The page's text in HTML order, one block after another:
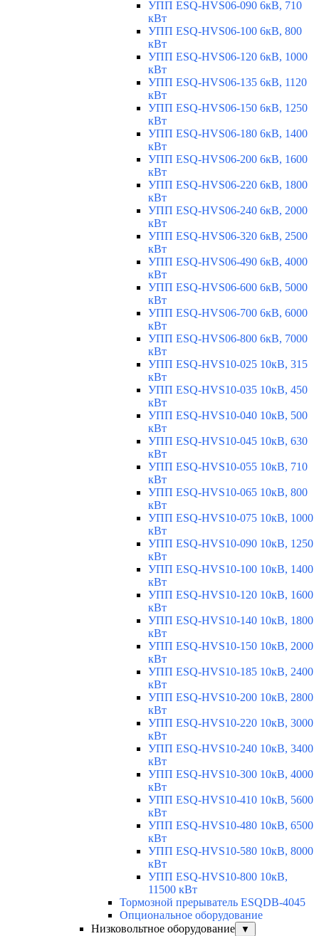
УПП ESQ-HVS06-090 6кВ, 710
кВт
УПП ESQ-HVS06-100 6кВ, 800
кВт
УПП ESQ-HVS06-120 6кВ, 1000
кВт
УПП ESQ-HVS06-135 6кВ, 1120
кВт
УПП ESQ-HVS06-150 6кВ, 1250
кВт
УПП ESQ-HVS06-180 6кВ, 1400
кВт
УПП ESQ-HVS06-200 6кВ, 1600
кВт
УПП ESQ-HVS06-220 6кВ, 1800
кВт
УПП ESQ-HVS06-240 6кВ, 2000
кВт
УПП ESQ-HVS06-320 6кВ, 2500
кВт
УПП ESQ-HVS06-490 6кВ, 4000
кВт
УПП ESQ-HVS06-600 6кВ, 5000
кВт
УПП ESQ-HVS06-700 6кВ, 6000
кВт
УПП ESQ-HVS06-800 6кВ, 7000
кВт
УПП ESQ-HVS10-025 10кВ, 315
кВт
УПП ESQ-HVS10-035 10кВ, 450
кВт
УПП ESQ-HVS10-040 10кВ, 500
кВт
УПП ESQ-HVS10-045 10кВ, 630
кВт
УПП ESQ-HVS10-055 10кВ, 710
кВт
УПП ESQ-HVS10-065 10кВ, 800
кВт
УПП ESQ-HVS10-075 10кВ, 1000
кВт
УПП ESQ-HVS10-090 10кВ, 1250
кВт
УПП ESQ-HVS10-100 10кВ, 1400
кВт
УПП ESQ-HVS10-120 10кВ, 1600
кВт
УПП ESQ-HVS10-140 10кВ, 1800
кВт
УПП ESQ-HVS10-150 10кВ, 2000
кВт
УПП ESQ-HVS10-185 10кВ, 2400
кВт
УПП ESQ-HVS10-200 10кВ, 2800
кВт
УПП ESQ-HVS10-220 10кВ, 3000
кВт
УПП ESQ-HVS10-240 10кВ, 3400
кВт
УПП ESQ-HVS10-300 10кВ, 4000
кВт
УПП ESQ-HVS10-410 10кВ, 5600
кВт
УПП ESQ-HVS10-480 10кВ, 6500
кВт
УПП ESQ-HVS10-580 10кВ, 8000
кВт
УПП ESQ-HVS10-800 10кВ,
11500 кВт
Тормозной прерыватель ESQDB-4045
Опциональное оборудование
Низковольтное оборудование
▼